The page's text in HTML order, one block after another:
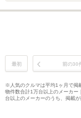
最初 前の30
※人気のクルマは平均1ヶ月で掲
物件数合計1万台以上のメーカ
台以上のメーカーのうち、掲載